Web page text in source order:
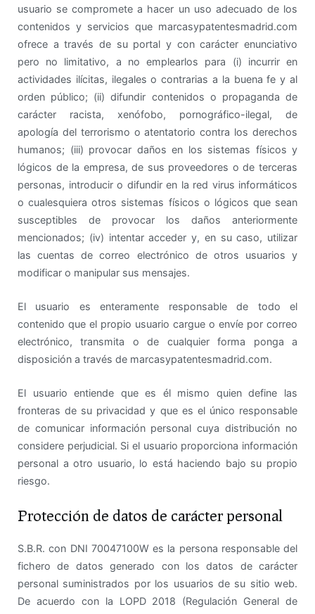
usuario se compromete a hacer un uso adecuado de los
contenidos y servicios que marcasypatentesmadrid.com
ofrece a través de su portal y con carácter enunciativo
pero no limitativo, a no emplearlos para (i) incurrir en
actividades ilícitas, ilegales o contrarias a la buena fe y al
orden público; (ii) difundir contenidos o propaganda de
carácter racista, xenófobo, pornográfico-ilegal, de
apología del terrorismo o atentatorio contra los derechos
humanos; (iii) provocar daños en los sistemas físicos y
lógicos de la empresa, de sus proveedores o de terceras
personas, introducir o difundir en la red virus informáticos
o cualesquiera otros sistemas físicos o lógicos que sean
susceptibles de provocar los daños anteriormente
mencionados; (iv) intentar acceder y, en su caso, utilizar
las cuentas de correo electrónico de otros usuarios y
modificar o manipular sus mensajes.
El usuario es enteramente responsable de todo el
contenido que el propio usuario cargue o envíe por correo
electrónico, transmita o de cualquier forma ponga a
disposición a través de marcasypatentesmadrid.com.
El usuario entiende que es él mismo quien define las
fronteras de su privacidad y que es el único responsable
de comunicar información personal cuya distribución no
considere perjudicial. Si el usuario proporciona información
personal a otro usuario, lo está haciendo bajo su propio
riesgo.
Protección de datos de carácter personal
S.B.R. con DNI 70047100W es la persona responsable del
fichero de datos generado con los datos de carácter
personal suministrados por los usuarios de su sitio web.
De acuerdo con la LOPD 2018 (Regulación General de